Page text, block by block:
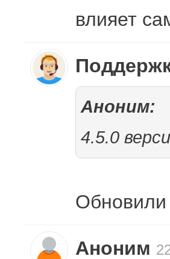
влияет
Аноним:
4.5.0
Аноним